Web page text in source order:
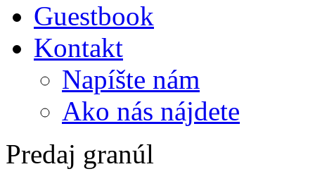
Guestbook
Kontakt
Napíšte nám
Ako nás nájdete
Predaj granúl